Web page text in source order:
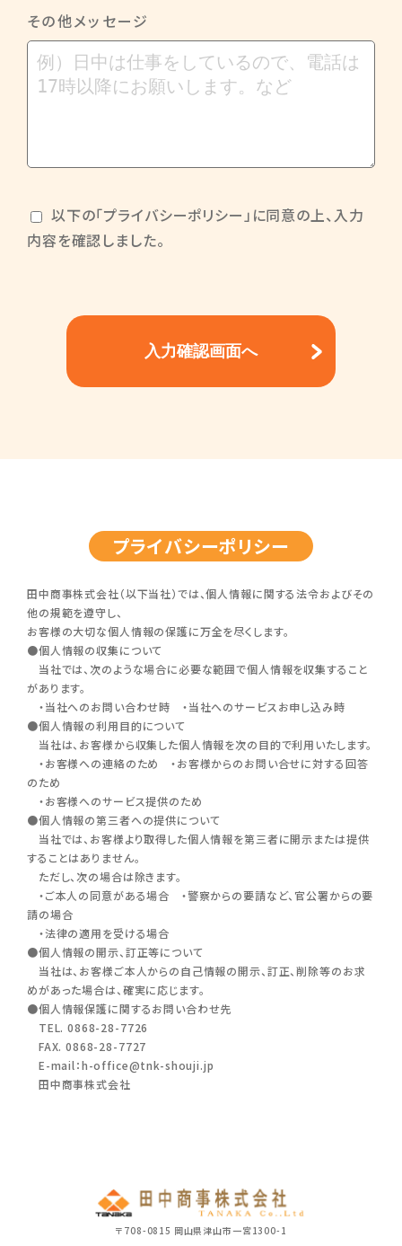
その他メッセージ
以下の「プライバシーポリシー」に同意の上、入力
内容を確認しました。
プライバシーポリシー
田中商事株式会社（以下当社）では、個人情報に関する法令およびその
他の規範を遵守し、
お客様の大切な個人情報の保護に万全を尽くします。
●個人情報の収集について
当社では、次のような場合に必要な範囲で個人情報を収集すること
があります。
・当社へのお問い合わせ時 ・当社へのサービスお申し込み時
●個人情報の利用目的について
当社は、お客様から収集した個人情報を次の目的で利用いたします。
・お客様への連絡のため ・お客様からのお問い合せに対する回答
のため
・お客様へのサービス提供のため
●個人情報の第三者への提供について
当社では、お客様より取得した個人情報を第三者に開示または提供
することはありません。
ただし、次の場合は除きます。
・ご本人の同意がある場合 ・警察からの要請など、官公署からの要
請の場合
・法律の適用を受ける場合
●個人情報の開示、訂正等について
当社は、お客様ご本人からの自己情報の開示、訂正、削除等のお求
めがあった場合は、確実に応じます。
●個人情報保護に関するお問い合わせ先
TEL. 0868-28-7726
FAX. 0868-28-7727
E-mail：h-office@tnk-shouji.jp
田中商事株式会社
〒708-0815 岡山県津山市一宮1300-1